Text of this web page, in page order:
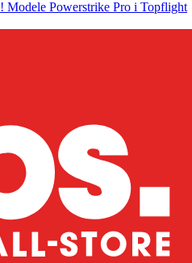
! Modele Powerstrike Pro i Topflight